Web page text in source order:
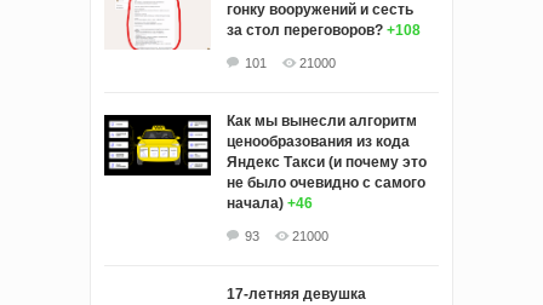
гонку вооружений и сесть
за стол переговоров? +108
101 21000
Как мы вынесли алгоритм
ценообразования из кода
Яндекс Такси (и почему это
не было очевидно с самого
начала) +46
93 21000
17-летняя девушка